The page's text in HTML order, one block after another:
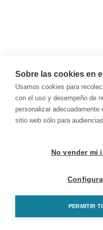
Sobre las cookies en
Usamos cookies para
con el uso y desempeño de
personalizar
sitio web sólo para
No vender mi
PERMITIR